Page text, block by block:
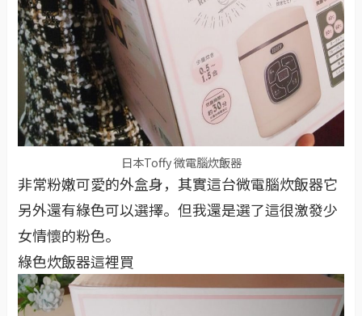
日本Toffy 微電腦炊飯器
非常粉嫩可愛的外盒身，其實這台微電腦炊飯器它
另外還有綠色可以選擇。但我還是選了這很激發少
女情懷的粉色。
綠色炊飯器這裡買